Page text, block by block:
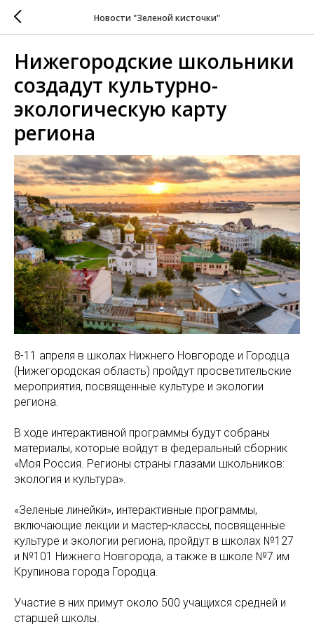
Новости "Зеленой кисточки"
Нижегородские школьники
создадут культурно-
экологическую карту
региона
8-11 апреля в школах Нижнего Новгороде и Городца
(Нижегородская область) пройдут просветительские
мероприятия, посвященные культуре и экологии
региона.
В ходе интерактивной программы будут собраны
материалы, которые войдут в федеральный сборник
«Моя Россия. Регионы страны глазами школьников:
экология и культура».
«Зеленые линейки», интерактивные программы,
включающие лекции и мастер-классы, посвященные
культуре и экологии региона, пройдут в школах №127
и №101 Нижнего Новгорода, а также в школе №7 им
Крупинова города Городца.
Участие в них примут около 500 учащихся средней и
старшей школы.